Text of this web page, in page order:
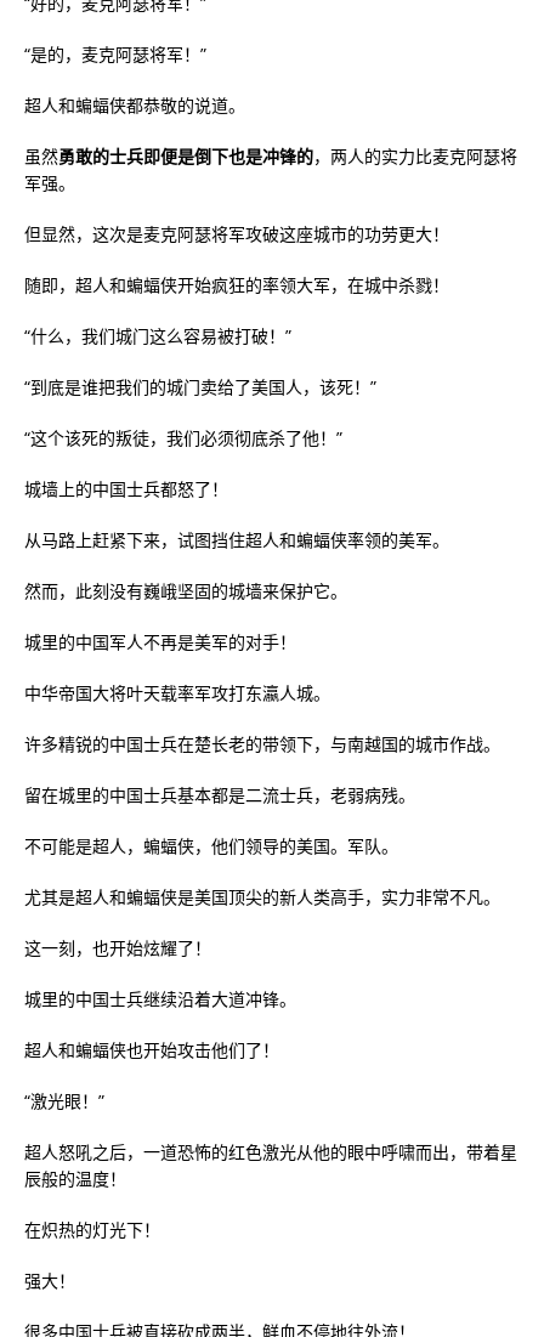
“是的，麦克阿瑟将军！”
超人和蝙蝠侠都恭敬的说道。
虽然勇敢的士兵即便是倒下也是冲锋的，两人的实力比麦克阿瑟将
军强。
但显然，这次是麦克阿瑟将军攻破这座城市的功劳更大！
随即，超人和蝙蝠侠开始疯狂的率领大军，在城中杀戮！
“什么，我们城门这么容易被打破！”
“到底是谁把我们的城门卖给了美国人，该死！”
“这个该死的叛徒，我们必须彻底杀了他！”
城墙上的中国士兵都怒了！
从马路上赶紧下来，试图挡住超人和蝙蝠侠率领的美军。
然而，此刻没有巍峨坚固的城墙来保护它。
城里的中国军人不再是美军的对手！
中华帝国大将叶天载率军攻打东瀛人城。
许多精锐的中国士兵在楚长老的带领下，与南越国的城市作战。
留在城里的中国士兵基本都是二流士兵，老弱病残。
不可能是超人，蝙蝠侠，他们领导的美国。军队。
尤其是超人和蝙蝠侠是美国顶尖的新人类高手，实力非常不凡。
这一刻，也开始炫耀了！
城里的中国士兵继续沿着大道冲锋。
超人和蝙蝠侠也开始攻击他们了！
“激光眼！”
超人怒吼之后，一道恐怖的红色激光从他的眼中呼啸而出，带着星
辰般的温度！
在炽热的灯光下！
强大！
很多中国士兵被直接砍成两半，鲜血不停地往外流！